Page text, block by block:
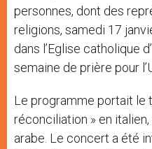
personnes, dont des
religions, samedi 17
dans l’Eglise catholique
semaine de prière pour
Le programme portait le
réconciliation » en
arabe. Le concert a été